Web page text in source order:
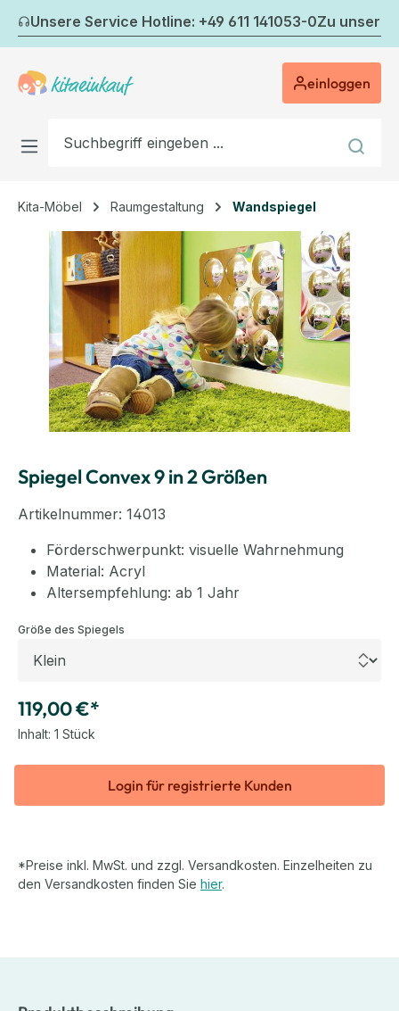
Zum Hauptinhalt springen
Unsere Service Hotline: +49 611 141053-0Zu
einloggen
Kita-Möbel Raumgestaltung Wandspiegel
Bildergalerie überspringen
Spiegel Convex 9 in 2 Größen
Artikelnummer: 14013
Förderschwerpunkt: visuelle Wahrnehmung
Material: Acryl
Altersempfehlung: ab 1 Jahr
Größe des Spiegels
119,00 €*
Inhalt: 1 Stück
Login für registrierte Kunden
*Preise inkl. MwSt. und zzgl. Versandkosten. Einzelheiten zu
den Versandkosten finden Sie hier.